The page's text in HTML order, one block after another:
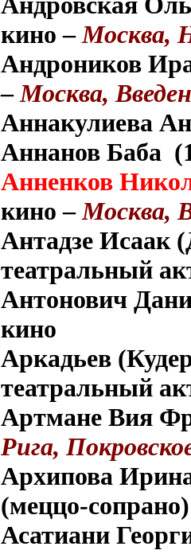
кино – Москва,
Андроников
– Москва,
Аннакулиева
Аннанов Баба
Анненков
кино – Москва,
Антадзе Исаак
театральный
Антонович
кино
Аркадьев
театральный
Артмане Вия
Рига,
Архипова
(меццо-
Асатиани